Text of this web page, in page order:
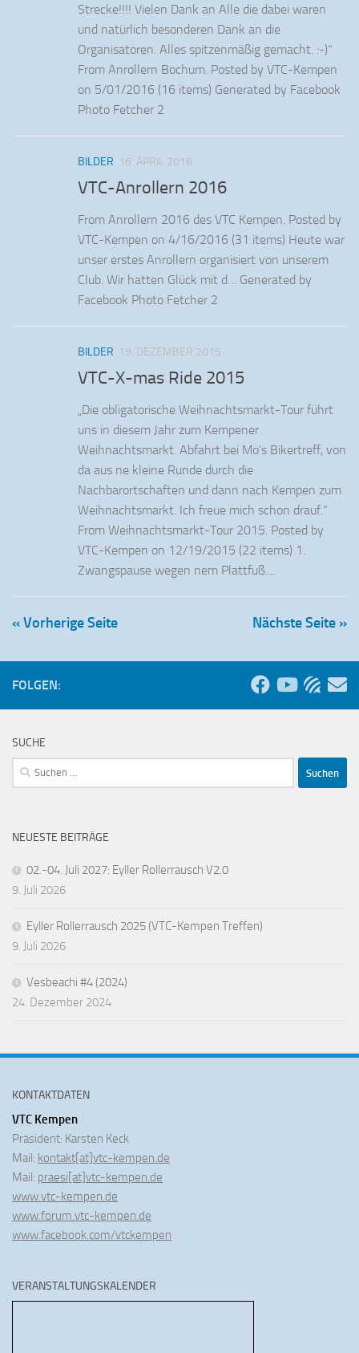
Strecke!!!! Vielen Dank an Alle die dabei waren
und natürlich besonderen Dank an die
Organisatoren. Alles spitzenmäßig gemacht. :-)“
From Anrollern Bochum. Posted by VTC-Kempen
on 5/01/2016 (16 items) Generated by Facebook
Photo Fetcher 2
BILDER 16. APRIL 2016
VTC-Anrollern 2016
From Anrollern 2016 des VTC Kempen. Posted by
VTC-Kempen on 4/16/2016 (31 items) Heute war
unser erstes Anrollern organisiert von unserem
Club. Wir hatten Glück mit d… Generated by
Facebook Photo Fetcher 2
BILDER 19. DEZEMBER 2015
VTC-X-mas Ride 2015
„Die obligatorische Weihnachtsmarkt-Tour führt
uns in diesem Jahr zum Kempener
Weihnachtsmarkt. Abfahrt bei Mo’s Bikertreff, von
da aus ne kleine Runde durch die
Nachbarortschaften und dann nach Kempen zum
Weihnachtsmarkt. Ich freue mich schon drauf.“
From Weihnachtsmarkt-Tour 2015. Posted by
VTC-Kempen on 12/19/2015 (22 items) 1.
Zwangspause wegen nem Plattfuß....
« Vorherige Seite Nächste Seite »
FOLGEN:
SUCHE
Suchen
nach:
NEUESTE BEITRÄGE
02.-04. Juli 2027: Eyller Rollerrausch V2.0
9. Juli 2026
Eyller Rollerrausch 2025 (VTC-Kempen Treffen)
9. Juli 2026
Vesbeachi #4 (2024)
24. Dezember 2024
KONTAKTDATEN
VTC Kempen
Präsident: Karsten Keck
Mail: kontakt[at]vtc-kempen.de
Mail: praesi[at]vtc-kempen.de
www.vtc-kempen.de
www.forum.vtc-kempen.de
www.facebook.com/vtckempen
VERANSTALTUNGSKALENDER